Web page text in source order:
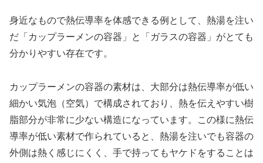
身近なもので熱伝導率を体感できる例として、熱湯を注い
だ「カップラーメンの容器」と「ガラスの容器」がとても
分かりやすい存在です。
カップラーメンの容器の素材は、大部分は熱伝導率が低い
細かい気泡（空気）で構成されており、熱を伝えやすい樹
脂部分が非常に少ない構造になっています。この様に熱伝
導率が低い素材で作られていると、熱湯を注いでも容器の
外側は熱く感じにくく、手で持ってもヤケドをすることは